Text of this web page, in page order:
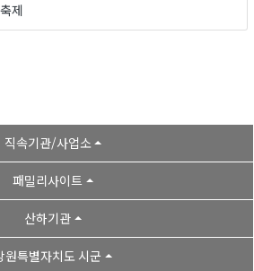
제
직속기관/사업소
패밀리사이트
산하기관
원특별자치도 시군